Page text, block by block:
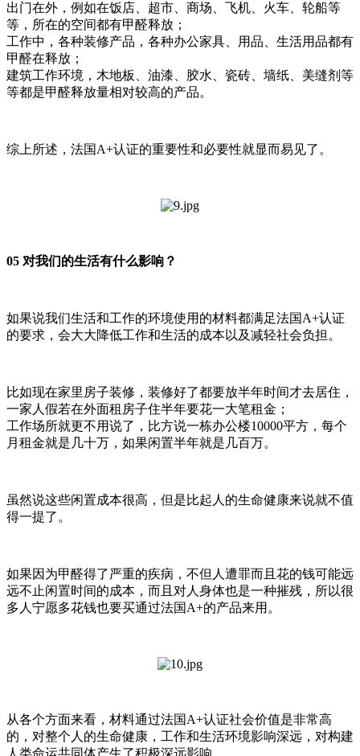
出门在外，例如在饭店、超市、商场、飞机、火车、轮船等
等，所在的空间都有甲醛释放；
工作中，各种装修产品，各种办公家具、用品、生活用品都有
甲醛在释放；
建筑工作环境，木地板、油漆、胶水、瓷砖、墙纸、美缝剂等
等都是甲醛释放量相对较高的产品。
综上所述，法国A+认证的重要性和必要性就显而易见了。
05 对我们的生活有什么影响？
如果说我们生活和工作的环境使用的材料都满足法国A+认证
的要求，会大大降低工作和生活的成本以及减轻社会负担。
比如现在家里房子装修，装修好了都要放半年时间才去居住，
一家人假若在外面租房子住半年要花一大笔租金；
工作场所就更不用说了，比方说一栋办公楼10000平方，每个
月租金就是几十万，如果闲置半年就是几百万。
虽然说这些闲置成本很高，但是比起人的生命健康来说就不值
得一提了。
如果因为甲醛得了严重的疾病，不但人遭罪而且花的钱可能远
远不止闲置时间的成本，而且对人身体也是一种摧残，所以很
多人宁愿多花钱也要买通过法国A+的产品来用。
从各个方面来看，材料通过法国A+认证社会价值是非常高
的，对整个人的生命健康，工作和生活环境影响深远，对构建